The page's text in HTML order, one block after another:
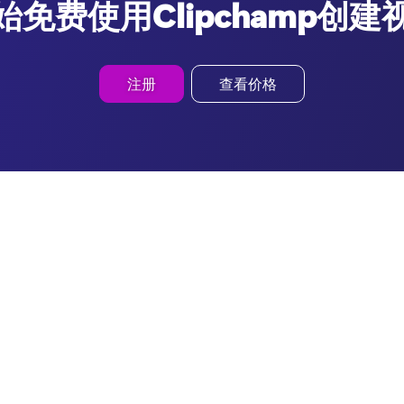
免费使用Clipchamp创建
注册 查看价格